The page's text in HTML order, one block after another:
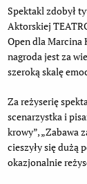
Spektakl zdobył
Aktorskiej
Open dla Marcina
nagroda jest za
szeroką skalę
Za reżyserię
scenarzystka i
krowy”, „Zabawa
cieszyły się dużą
okazjonalnie